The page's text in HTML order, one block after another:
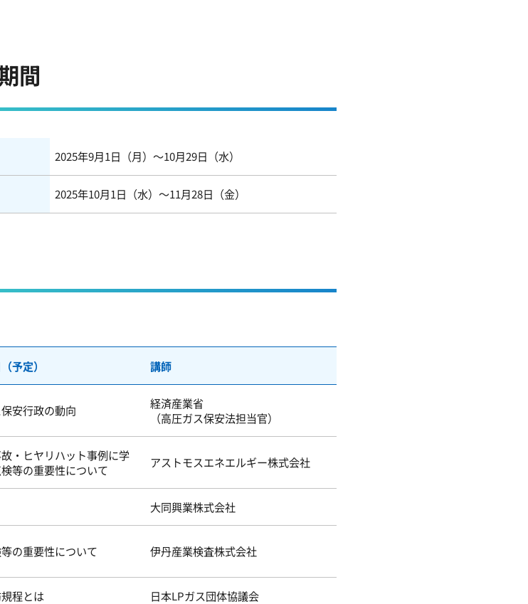
間
2025年9月1日（月）～10月29日（水）
2025年10月1日（水）～11月28日（金）
予定） 講師
安行政の動向
経済産業省
（高圧ガス保安法担当官）
・ヒヤリハット事例に学
等の重要性について
アストモスエネエルギー株式会社
大同興業株式会社
の重要性について 伊丹産業検査株式会社
程とは 日本LPガス団体協議会